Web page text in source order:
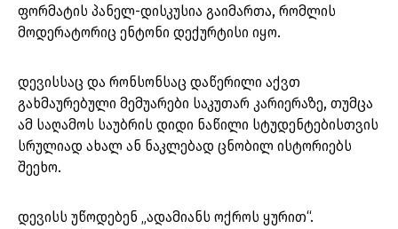
ფორმატის პანელ-დისკუსია გაიმართა, რომლის
მოდერატორიც ენტონი დექურტისი იყო.
დევისსაც და რონსონსაც დაწერილი აქვთ
გახმაურებული მემუარები საკუთარ კარიერაზე, თუმცა
ამ საღამოს საუბრის დიდი ნაწილი სტუდენტებისთვის
სრულიად ახალ ან ნაკლებად ცნობილ ისტორიებს
შეეხო.
დევისს უწოდებენ „ადამიანს ოქროს ყურით“.